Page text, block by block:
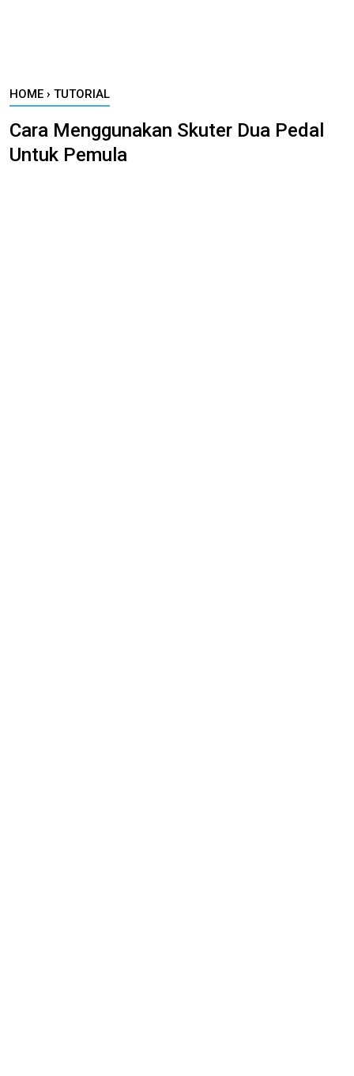
HOME › TUTORIAL
Cara Menggunakan Skuter Dua Pedal
Untuk Pemula